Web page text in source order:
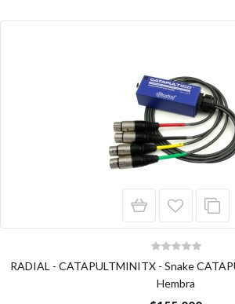
RADIAL - CATAPULTMINITX - Snake
Hembra